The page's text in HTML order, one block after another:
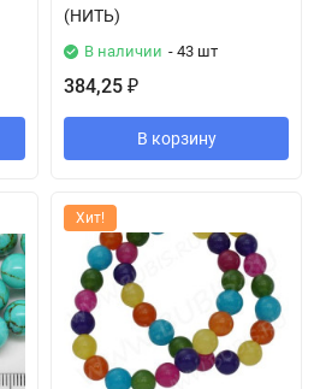
(НИТЬ)
В наличии - 43 шт
384,25 ₽
В корзину
Хит!